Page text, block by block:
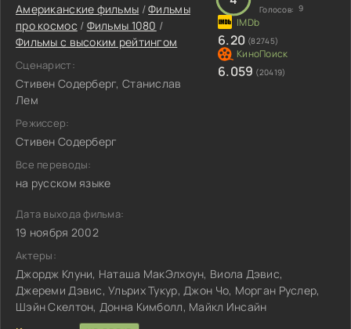
Американские фильмы /Фильмы
про космос / Фильмы 1080 /
Фильмы с высоким рейтингом
Сценарист:
Стивен Содерберг, Станислав
Лем
Режиссер:
Стивен Содерберг
Все переводы:
на русском языке
Голосов: 9
6.20 (82745)
6.059 (20419)
Дата выхода фильма:
19 ноября 2002
Актеры:
Джордж Клуни, Наташа МакЭлхоун, Виола Дэвис,
Джереми Дэвис, Ульрих Тукур, Джон Чо, Морган Руслер,
Шэйн Скелтон, Донна Кимболл, Майкл Инсайн